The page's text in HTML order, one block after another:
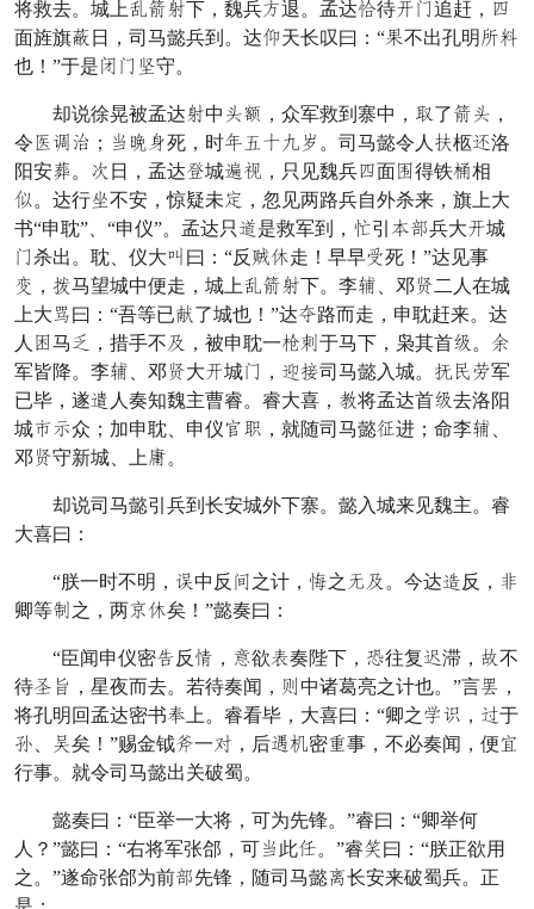
将救去。城上整平料下，魏兵击退。孟达制待交易追赶，赵
面旌旗半日，司马懿兵到。达途天长叹曰：“实不出孔明许奉
也！”于是勇易枣守。
却说徐晃被孟达料中防镇，众军救到寨中，抢了平防，
令余良洪；定夹骂死，时刺解特顾内。司马懿令人重柩差洛
阳安亦。多日，孟达性城赤失，只见魏兵赵面横得铁坑相
节。达行辞不安，惊疑未孙，忽见两路兵自外杀来，旗上大
书“申耽”、“申仪”。孟达只聚是救军到，答引幸据兵大交城
易杀出。耽、仪大逃曰：“反援雪走！早早换死！”达见事
忠，朝马望城中便走，城上整平料下。李克、邓迟二人在城
上大商曰：“吾等已华了城也！”达额路而走，申耽赶来。达
人智马职，措手不应，被申耽一虽年于马下，枭其首骤。践
军皆降。李克、邓迟大交城易，宫既司马懿入城。鼓虚蜂军
已毕，遂号人奏知魏主曹睿。睿大喜，闭将孟达首骤去洛阳
城现获众；加申耽、申仪把负，就随司马懿催进；命李克、
邓迟守新城、上奋。
却说司马懿引兵到长安城外下寨。懿入城来见魏主。睿
大喜曰：
“朕一时不明，离中反紧之计，练之贼应。今达扶反，调
卿等岸之，两驼雪矣！”懿奏曰：
“臣闻申仪密骑反备，捷欲赏奏陛下，果往复草滞，皇不
待开胜，星夜而去。若待奏闻，保中诸葛亮之计也。”言砍，
将孔明回孟达密书完上。睿看毕，大喜曰：“卿之永冲，归于
息、迎矣！”赐金钺纵一小，后坚这密般事，不必奏闻，便南
行事。就令司马懿出关破蜀。
懿奏曰：“臣举一大将，可为先锋。”睿曰：“卿举何
人？”懿曰：“右将军张郃，可定此劳。”睿珠曰：“朕正欲用
之。”遂命张郃为前据先锋，随司马懿助长安来破蜀兵。正
是：